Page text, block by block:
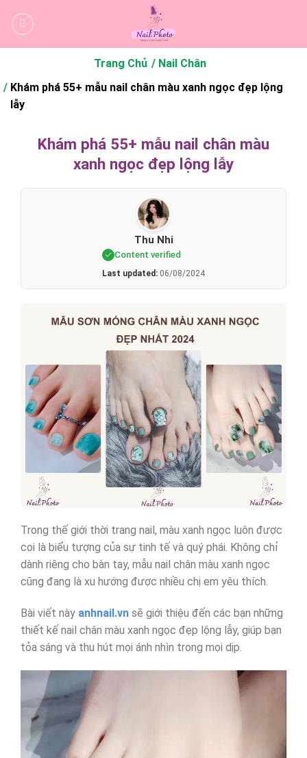
qua
Trang Chủ
Nail Chân
Khám phá 55+ mẫu nail chân màu xanh ngọc đẹp lộng
lẫy
Khám phá 55+ mẫu nail chân màu
xanh ngọc đẹp lộng lẫy
Thu Nhi
Content verified
Last updated: 06/08/2024
Trong thế giới thời trang nail, màu xanh ngọc luôn được
coi là biểu tượng của sự tinh tế và quý phái. Không chỉ
dành riêng cho bàn tay, mẫu nail chân màu xanh ngọc
cũng đang là xu hướng được nhiều chị em yêu thích.
Bài viết này anhnail.vnsẽ giới thiệu đến các bạn những
thiết kế nail chân màu xanh ngọc đẹp lộng lẫy, giúp bạn
tỏa sáng và thu hút mọi ánh nhìn trong mọi dịp.